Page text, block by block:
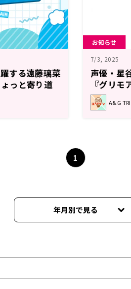
する遠藤璃菜
っと寄り道
お知らせ
7/3, 2025
声優・星
『グリ
で叫ぶラ
分頃～
A&G
1
年月別で見る